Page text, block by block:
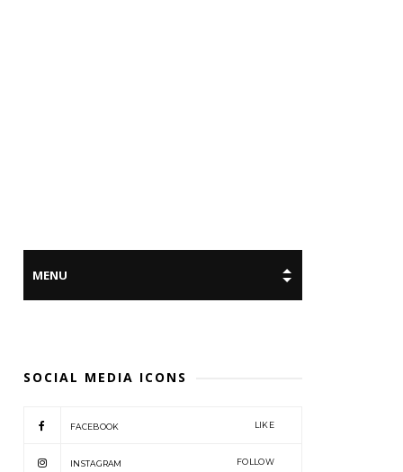
SOCIAL MEDIA ICONS
FACEBOOK LIKE
INSTAGRAM FOLLOW